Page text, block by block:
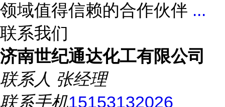
领域值得信赖的合作伙伴 ...
联系我们
济南世纪通达化工有限公司
联系人 张经理
联系手机15153132026